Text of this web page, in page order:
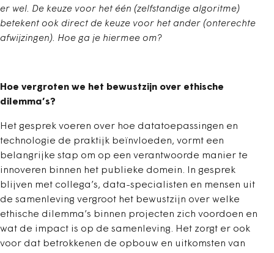
er wel. De keuze voor het één (zelfstandige algoritme)
betekent ook direct de keuze voor het ander (onterechte
afwijzingen). Hoe ga je hiermee om?
Hoe vergroten we het bewustzijn over ethische
dilemma’s?
Het gesprek voeren over hoe datatoepassingen en
technologie de praktijk beïnvloeden, vormt een
belangrijke stap om op een verantwoorde manier te
innoveren binnen het publieke domein. In gesprek
blijven met collega’s, data-specialisten en mensen uit
de samenleving vergroot het bewustzijn over welke
ethische dilemma’s binnen projecten zich voordoen en
wat de impact is op de samenleving. Het zorgt er ook
voor dat betrokkenen de opbouw en uitkomsten van